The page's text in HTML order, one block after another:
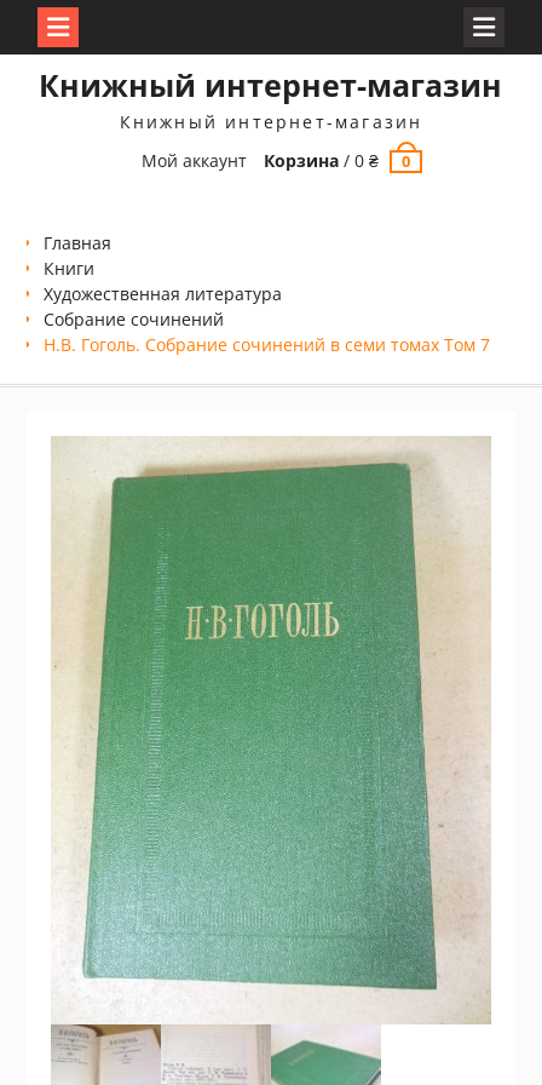
Книжный интернет-магазин
Книжный интернет-магазин
Мой аккаунт
Корзина /0₴ 0
Главная
Книги
Xудожественная литература
Собрание сочинений
Н.В. Гоголь. Собрание сочинений в семи томах Том 7